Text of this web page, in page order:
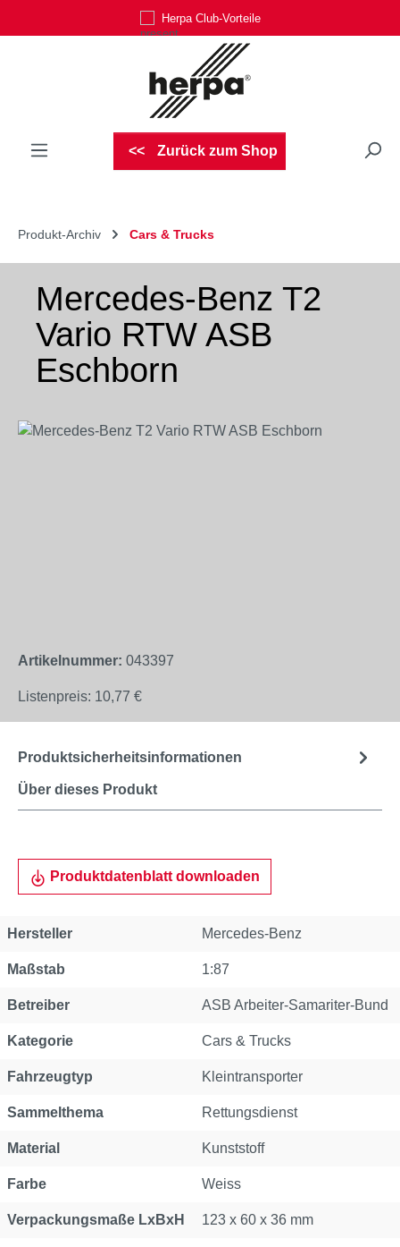
Zum Hauptinhalt springenHerpa Club-Vorteile
Zurück zum Shop
Produkt-Archiv Cars & Trucks
Mercedes-Benz T2
Vario RTW ASB
Eschborn
Bildergalerie überspringen
Artikelnummer: 043397
Listenpreis: 10,77 €
Über dieses Produkt
Produktsicherheitsinformationen
Produktdatenblatt downloaden
Hersteller Mercedes-Benz
Maßstab 1:87
Betreiber ASB Arbeiter-Samariter-Bund
Kategorie Cars & Trucks
Fahrzeugtyp Kleintransporter
Sammelthema Rettungsdienst
Material Kunststoff
Farbe Weiss
Verpackungsmaße LxBxH 123 x 60 x 36 mm